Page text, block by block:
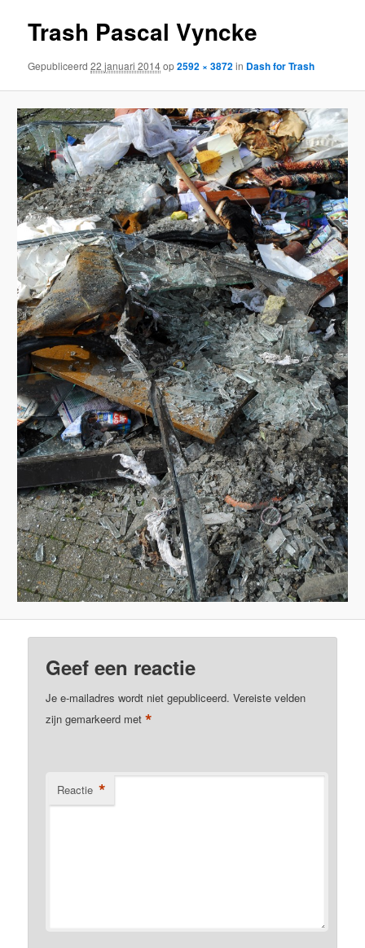
Trash Pascal Vyncke
Gepubliceerd22 januari 2014op2592 × 3872in Dash for Trash
Geef een reactie
Je e-mailadres wordt niet gepubliceerd. Vereiste velden
zijn gemarkeerd met*
Reactie *